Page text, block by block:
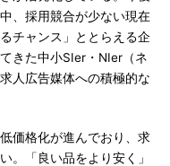
、採用競合が少ない現在
チャンス」ととらえる企
きた中小SIer・NIer（ネ
人広告媒体への積極的な
価格化が進んでおり、求
。「良い品をより安く」